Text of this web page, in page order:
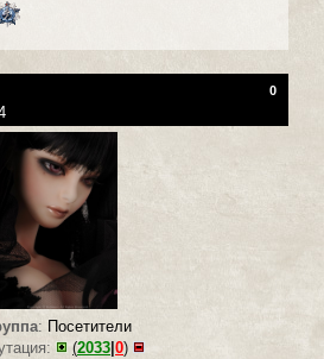
0
: Посетители
(2033 0)